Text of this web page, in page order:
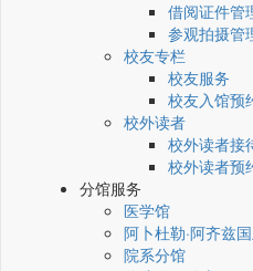
借阅证件管
参观拍摄管
校友专栏
校友服务
校友入馆预
校外读者
校外读者接
校外读者预
分馆服务
医学馆
阿卜杜勒·阿齐兹
院系分馆